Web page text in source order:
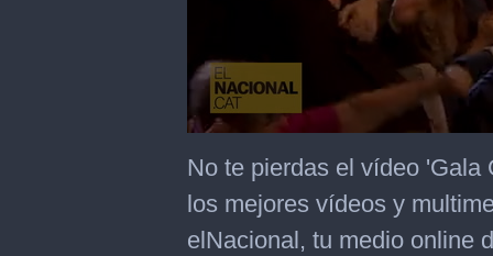
seconds
of
2
minutes,
52
seconds
No te pierdas el vídeo 'Gala
los mejores vídeos y
elNacional, tu medio online